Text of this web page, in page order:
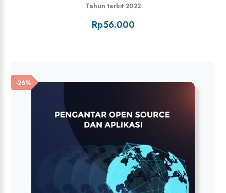
Tahun terbit 2022
Rp56.000
-26%